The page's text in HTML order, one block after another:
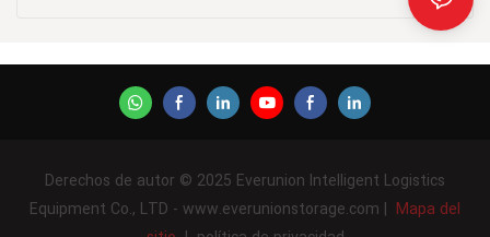
Derechos de autor © 2025 Everunion Intelligent Logistics
Equipment Co., LTD - www.everunionstorage.com | Mapa del